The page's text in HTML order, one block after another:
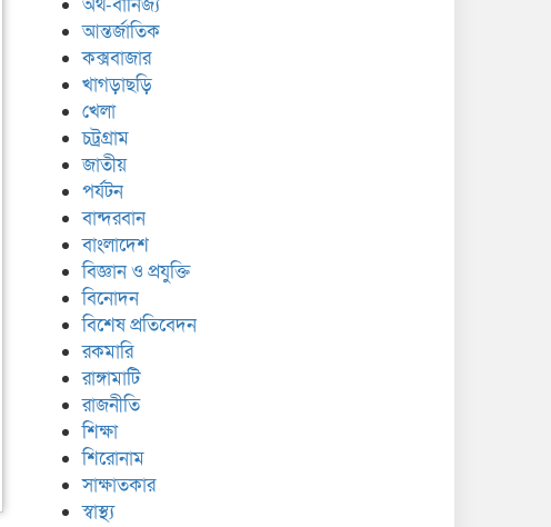
অর্থ-বানিজ্য
আন্তর্জাতিক
কক্সবাজার
খাগড়াছড়ি
খেলা
চট্রগ্রাম
জাতীয়
পর্যটন
বান্দরবান
বাংলাদেশ
বিজ্ঞান ও প্রযুক্তি
বিনোদন
বিশেষ প্রতিবেদন
রকমারি
রাঙ্গামাটি
রাজনীতি
শিক্ষা
শিরোনাম
সাক্ষাতকার
স্বাস্থ্য